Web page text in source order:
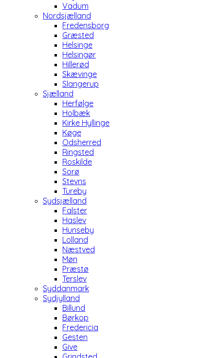
Vadum
Nordsjælland
Fredensborg
Græsted
Helsinge
Helsingør
Hillerød
Skævinge
Slangerup
Sjælland
Herfølge
Holbæk
Kirke Hyllinge
Køge
Odsherred
Ringsted
Roskilde
Sorø
Stevns
Tureby
Sydsjælland
Falster
Haslev
Hunseby
Lolland
Næstved
Møn
Præstø
Terslev
Syddanmark
Sydjylland
Billund
Børkop
Fredericia
Gesten
Give